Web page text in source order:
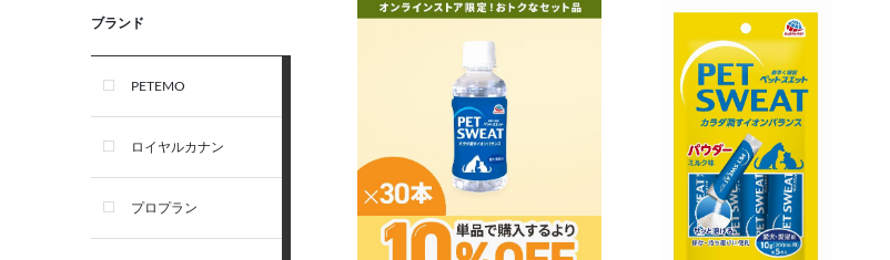
首輪・ハーネス(胴輪)・リー
イ・ウェット）
ブランド
PETEMO
ロイヤルカナン
プロプラン